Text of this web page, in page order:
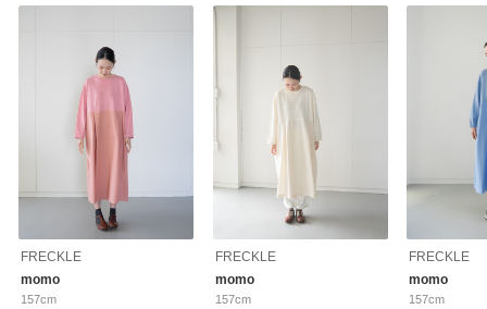
FRECKLE
momo
157cm
FRECKLE
momo
157cm
FRECKLE
momo
157cm